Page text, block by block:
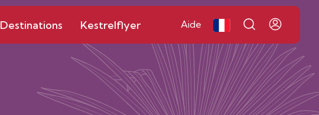
Destinations Kestrelflyer Aide